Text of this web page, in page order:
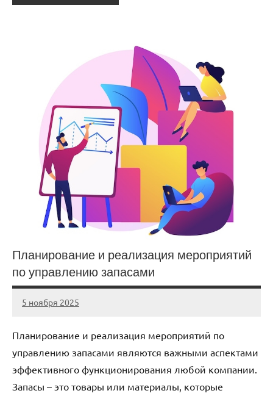
Планирование и реализация мероприятий
по управлению запасами
5 ноября 2025
cement_zavod
Нет
Планирование и реализация мероприятий по
управлению запасами являются важными аспектами
эффективного функционирования любой компании.
Запасы – это товары или материалы, которые